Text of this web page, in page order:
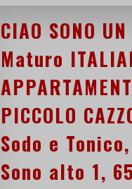
CIAO SONO
Maturo
PICCOLO
Sodo e
Sono alto 1,